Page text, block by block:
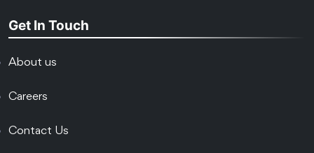
Get In Touch
About us
Careers
Contact Us